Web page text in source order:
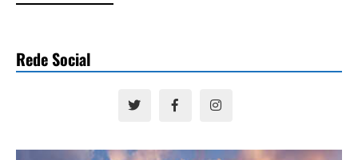
Rede Social